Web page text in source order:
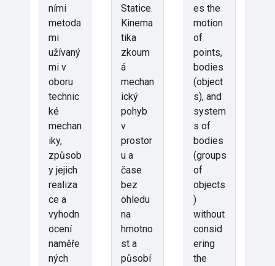
ními
metoda
mi
užívaný
mi v
oboru
technic
ké
mechan
iky,
způsob
y jejich
realiza
ce a
vyhodn
ocení
naměře
ných
Statice.
Kinema
tika
zkoum
á
mechan
ický
pohyb
v
prostor
u a
čase
bez
ohledu
na
hmotno
st a
působí
es the
motion
of
points,
bodies
(object
s), and
system
s of
bodies
(groups
of
objects
)
without
consid
ering
the